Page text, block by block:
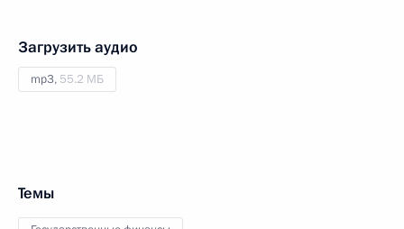
Загрузить аудио
mp3, 55.2 МБ
Темы